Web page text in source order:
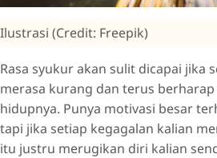
Ilustrasi (Credit: Freepik)
Rasa syukur akan sulit dicapai jika
merasa kurang dan terus
hidupnya. Punya motivasi besar
tapi jika setiap kegagalan kalian
itu justru merugikan diri kalian